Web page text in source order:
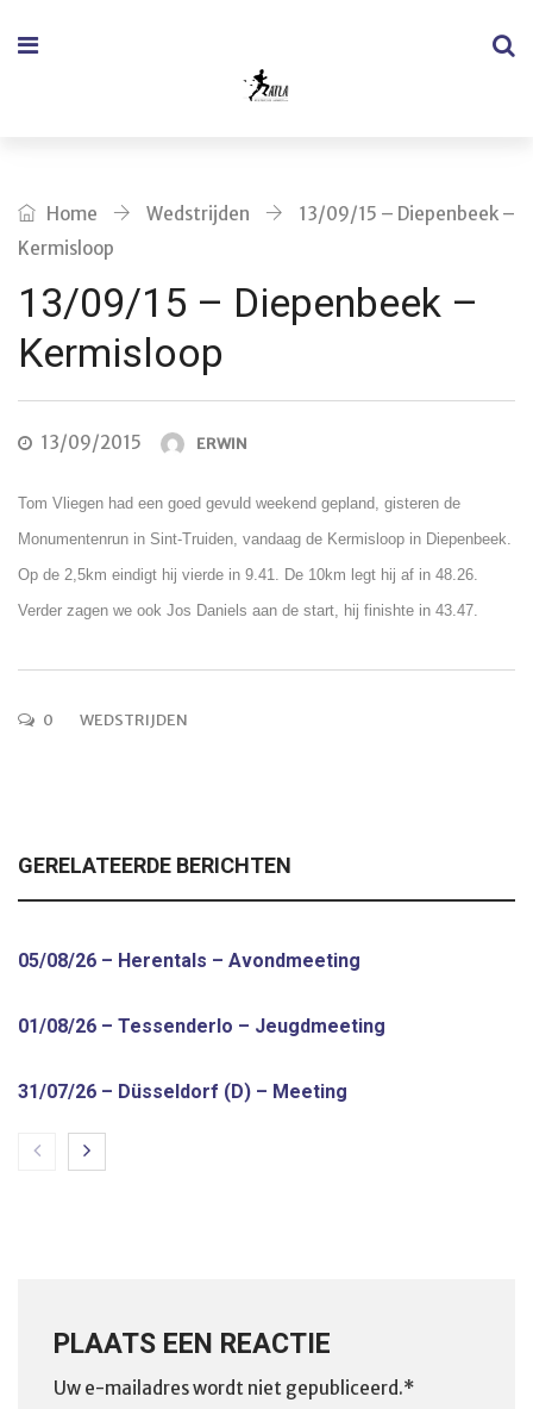
Home Wedstrijden
13/09/15 – Diepenbeek –
Kermisloop
13/09/15 – Diepenbeek –
Kermisloop
13/09/2015 ERWIN
Tom Vliegen had een goed gevuld weekend gepland, gisteren de
Monumentenrun in Sint-Truiden, vandaag de Kermisloop in Diepenbeek.
Op de 2,5km eindigt hij vierde in 9.41. De 10km legt hij af in 48.26.
Verder zagen we ook Jos Daniels aan de start, hij finishte in 43.47.
0 WEDSTRIJDEN
GERELATEERDE BERICHTEN
05/08/26 – Herentals – Avondmeeting
01/08/26 – Tessenderlo – Jeugdmeeting
31/07/26 – Düsseldorf (D) – Meeting
PLAATS EEN REACTIE
Uw e-mailadres wordt niet gepubliceerd.*